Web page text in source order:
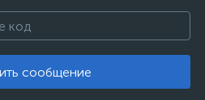
сообщение